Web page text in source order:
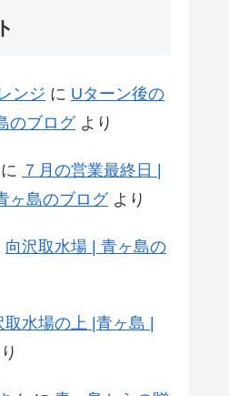
ンジ に Uターン後の
のブログより
に ７月の営業最終日 |
ヶ島のブログより
向沢取水場 | 青ヶ島の
取水場の上 |青ヶ島 |